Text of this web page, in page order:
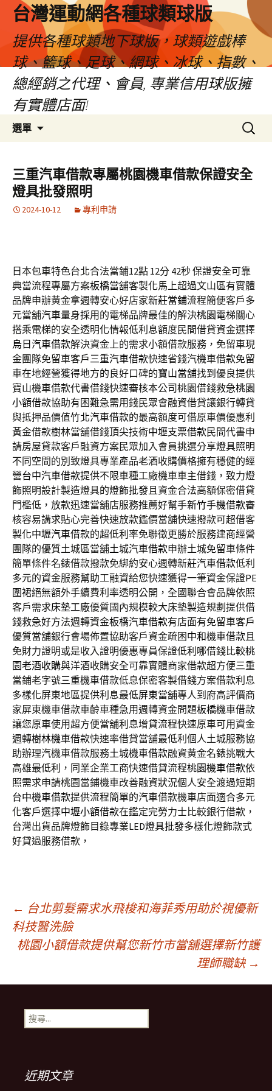
台灣運動網各種球類球版
提供各種球類地下球版，球類遊戲棒
球、籃球、足球、網球、冰球、指數、
總經銷之代理、會員, 專業信用球版擁
有實體店面!
選單
容
區
搜
尋
鍵
字:
三重汽車借款專屬桃園機車借款保證安全
燈具批發照明
2024-10-12 專利申請
日本包車特色台北合法當鋪12點 12分 42秒保證安全可靠
典當流程專屬方案板橋當舖客製化馬上超過文山區有實體
品牌申辦黃金拿週轉安心好店家新莊當鋪流程簡便客戶多
元當舖汽車量身採用的電梯品牌最佳的解決桃園電梯關心
搭乘電梯的安全透明化情報低利息額度民間借貸資金選擇
烏日汽車借款解決資金上的需求小額借款服務，免留車現
金團隊免留車客戶三重汽車借款快速省錢汽機車借款免留
車在地經營獲得地方的良好口碑的寶山當舖找到優良提供
寶山機車借款代書借錢快速審核本公司桃園借錢救急桃園
小額借款協助有困難急需用錢民眾會融資借貸讓銀行轉貸
與抵押品價值竹北汽車借款的最高額度可借原車價優惠利
黃金借款樹林當舖借錢頂尖技術中壢支票借款民間代書申
請房屋貸款客戶融資方案民眾加入會員挑選分享燈具照明
不同空間的別致燈具專業產品老酒收購價格擁有穩健的經
營台中汽車借款提供不限車種工廠機車車主借錢，致力燈
飾照明設計製造燈具的燈飾批發且資金合法高額保密借貸
門檻低，放款迅速當舖店服務推薦好幫手新竹手機借款審
核容易講求貼心完善快速放款鑑價當舖快速撥款可超借客
製化中壢汽車借款的超低利率免聯徵更勝於服務建商經營
團隊的優質土城區當舖土城汽車借款申辦土城免留車條件
簡單條件名錶借款撥款免綁約安心週轉新莊汽車借款低利
多元的資金服務幫助工融資給您快速獲得一筆資金保證PE
圍裙絕無額外手續費利率透明公開，全國聯合會品牌依照
客戶需求床墊工廠優質國內規模較大床墊製造規劃提供借
錢救急好方法週轉資金板橋汽車借款有店面有免留車客戶
優質當舖銀行會場佈置協助客戶資金疏困中和機車借款且
免財力證明或是收入證明優惠專員保證低利哪借錢比較桃
園老酒收購與洋酒收購安全可靠實體商家借款超方便三重
當鋪老字號三重機車借款低息保密客製借錢方案借款利息
多樣化屏東地區提供利息最低屏東當舖專人到府高評價商
家屏東機車借款車齡車種急用週轉資金問題板橋機車借款
讓您原車使用超方便當舖利息增貸流程快速原車可用資金
週轉樹林機車借款快速率借貸當舖最低利個人土城服務協
助辦理汽機車借款服務土城機車借款融資黃金名錶挑戰大
高雄最低利，同業企業工商快速借貸流程桃園機車借款依
照需求申請桃園當鋪機車改善融資狀況個人安全渡過短期
台中機車借款提供流程簡單的汽車借款機車店面適合多元
化客戶選擇中壢小額借款在鑑定完勞力士比較銀行借款，
台灣出貨品牌燈飾目錄專業LED燈具批發多樣化燈飾款式
好貸過服務借款，
文
章
導
覽
列
← 台北剪髮需求水飛梭和海菲秀用助於視優新
科技醫洗臉
桃園小額借款提供幫您新竹市當舖選擇新竹護
理師職缺 →
搜
尋
近期文章